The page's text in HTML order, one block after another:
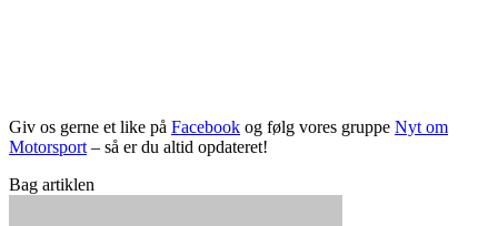
Giv os gerne et like på Facebook og følg vores gruppe Nyt om
Motorsport – så er du altid opdateret!
Bag artiklen